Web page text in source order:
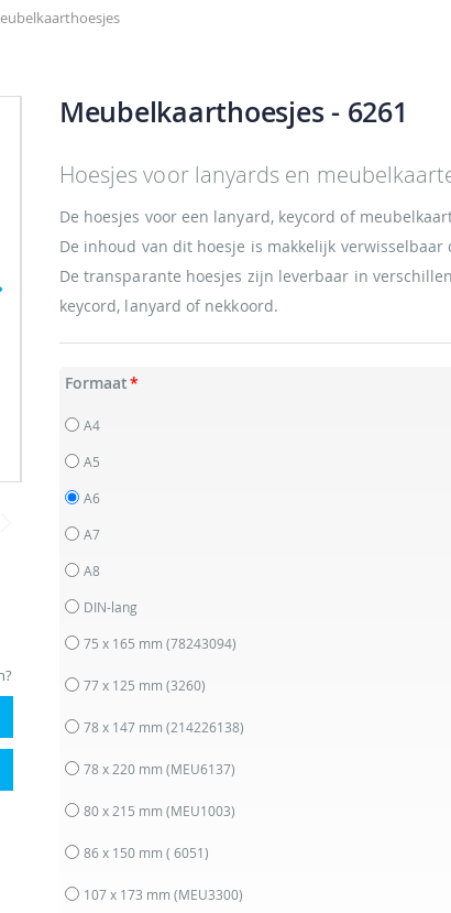
Meubelkaarthoesjes - 6261
Hoesjes voor lanyards en
De hoesjes voor een lanyard, keycord of
De inhoud van dit hoesje is makkelijk
De transparante hoesjes zijn leverbaar in
keycord, lanyard of nekkoord.
Formaat
A4
A5
A6
A7
A8
DIN-lang
75 x 165 mm(78243094)
77 x 125 mm(3260)
78 x 147 mm(214226138)
78 x 220 mm(MEU6137)
80 x 215 mm(MEU1003)
86 x 150 mm( 6051)
107 x 173 mm(MEU3300)